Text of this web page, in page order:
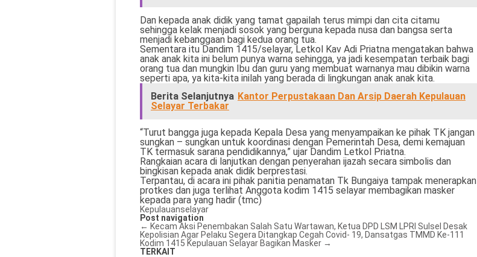
Dan kepada anak didik yang tamat gapailah terus mimpi dan cita citamu
sehingga kelak menjadi sosok yang berguna kepada nusa dan bangsa serta
menjadi kebanggaan bagi kedua orang tua.
Sementara itu Dandim 1415/selayar, Letkol Kav Adi Priatna mengatakan bahwa
anak anak kita ini belum punya warna sehingga, ya jadi kesempatan terbaik bagi
orang tua dan mungkin Ibu dan guru yang membuat warnanya mau dibikin warna
seperti apa, ya kita-kita inilah yang berada di lingkungan anak anak kita.
Berita Selanjutnya Kantor Perpustakaan Dan Arsip Daerah Kepulauan
Selayar Terbakar
“Turut bangga juga kepada Kepala Desa yang menyampaikan ke pihak TK jangan
sungkan – sungkan untuk koordinasi dengan Pemerintah Desa, demi kemajuan
TK termasuk sarana pendidikannya,” ujar Dandim Letkol Priatna.
Rangkaian acara di lanjutkan dengan penyerahan ijazah secara simbolis dan
bingkisan kepada anak didik berprestasi.
Terpantau, di acara ini pihak panitia penamatan Tk Bungaiya tampak menerapkan
protkes dan juga terlihat Anggota kodim 1415 selayar membagikan masker
kepada para yang hadir (tmc)
Kepulauanselayar
Post navigation
← Kecam Aksi Penembakan Salah Satu Wartawan, Ketua DPD LSM LPRI Sulsel Desak
Kepolisian Agar Pelaku Segera Ditangkap Cegah Covid- 19, Dansatgas TMMD Ke-111
Kodim 1415 Kepulauan Selayar Bagikan Masker →
TERKAIT